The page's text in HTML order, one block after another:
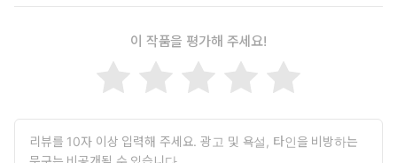
이 작품을 평가해 주세요!